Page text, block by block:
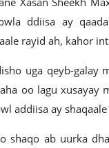
ddiisa ay
rayid ah, kahor
uga qeyb-galay
oo lagu xusayay
addiisa ay
shaqo ab uurka